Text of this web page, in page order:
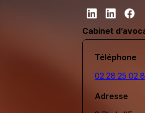
Cabinet
Téléphone
02 28 25 02
Adresse